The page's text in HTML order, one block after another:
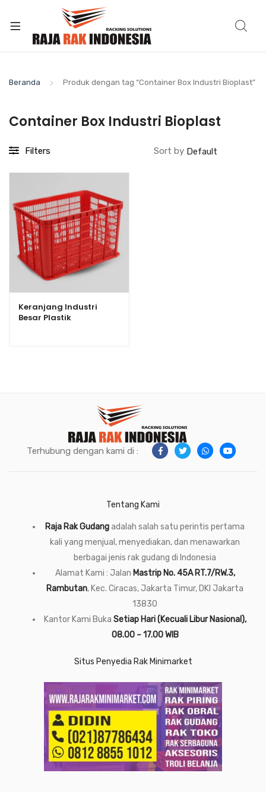
Beranda Produk dengan tag “Container Box Industri Bioplast”
Container Box Industri Bioplast
Filters Sort by
Keranjang Industri
Besar Plastik
Terhubung dengan kami di :
Tentang Kami
Raja Rak Gudangadalah salah satu perintis pertama
kali yang menjual, menyediakan, dan menawarkan
berbagai jenis rak gudang di Indonesia
Alamat Kami : Jalan Mastrip No. 45A RT.7/RW.3,
Rambutan, Kec. Ciracas, Jakarta Timur, DKI Jakarta
13830
Kantor Kami Buka Setiap Hari (Kecuali Libur Nasional),
08.00 – 17.00 WIB
Situs Penyedia Rak Minimarket